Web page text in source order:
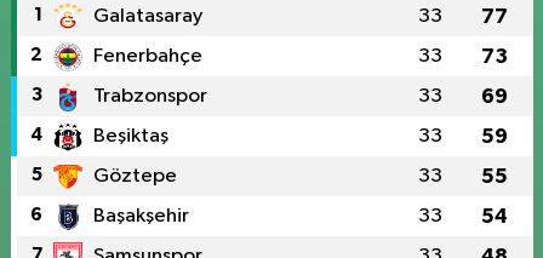
1 Galatasaray 33 77
2 Fenerbahçe 33 73
3 Trabzonspor 33 69
4 Beşiktaş 33 59
5 Göztepe 33 55
6 Başakşehir 33 54